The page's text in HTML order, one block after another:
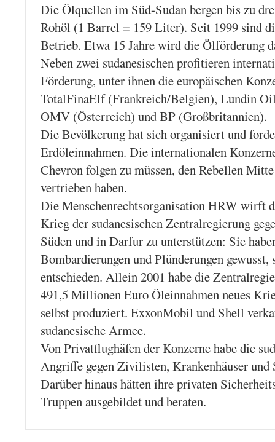
Die Ölquellen im Süd-Sudan bergen bis zu
Rohöl (1 Barrel = 159 Liter). Seit 1999 sind
Betrieb. Etwa 15 Jahre wird die Ölförderung
Neben zwei sudanesischen profitieren
Förderung, unter ihnen die europäischen
TotalFinaElf (Frankreich/Belgien), Lundin
OMV (Österreich) und BP (Großbritannien).
Die Bevölkerung hat sich organisiert und
Erdöleinnahmen. Die internationalen
Chevron folgen zu müssen, den Rebellen
vertrieben haben.
Die Menschenrechtsorganisation HRW wirft
Krieg der sudanesischen Zentralregierung
Süden und in Darfur zu unterstützen: Sie
Bombardierungen und Plünderungen
entschieden. Allein 2001 habe die
491,5 Millionen Euro Öleinnahmen neues
selbst produziert. ExxonMobil und Shell
sudanesische Armee.
Von Privatflughäfen der Konzerne habe die
Angriffe gegen Zivilisten, Krankenhäuser und
Darüber hinaus hätten ihre privaten
Truppen ausgebildet und beraten.